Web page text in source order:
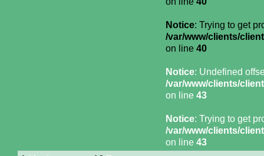
Notice: Trying to get
/var/www/clients/
on line 40
Notice: Undefined
/var/www/clients/
on line 43
Notice: Trying to get
/var/www/clients/
on line 43